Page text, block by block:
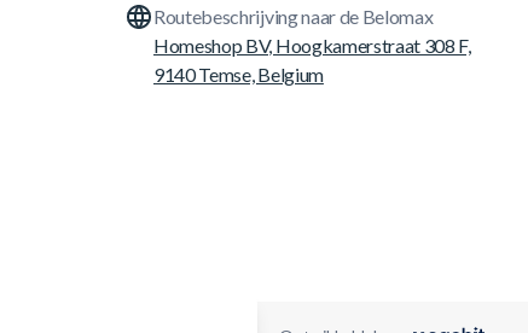
Routebeschrijving naar de Belomax
Homeshop BV, Hoogkamerstraat 308 F,
9140 Temse, Belgium